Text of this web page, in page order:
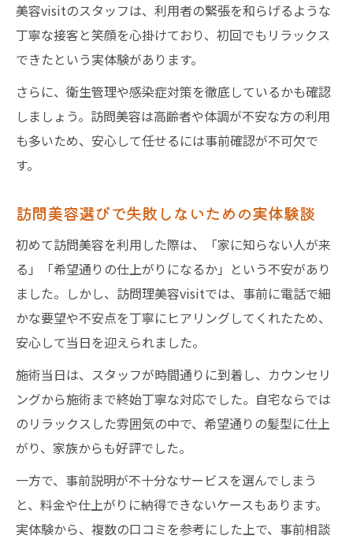
美容visitのスタッフは、利用者の緊張を和らげるような
丁寧な接客と笑顔を心掛けており、初回でもリラックス
できたという実体験があります。
さらに、衛生管理や感染症対策を徹底しているかも確認
しましょう。訪問美容は高齢者や体調が不安な方の利用
も多いため、安心して任せるには事前確認が不可欠で
す。
訪問美容選びで失敗しないための実体験談
初めて訪問美容を利用した際は、「家に知らない人が来
る」「希望通りの仕上がりになるか」という不安があり
ました。しかし、訪問理美容visitでは、事前に電話で細
かな要望や不安点を丁寧にヒアリングしてくれたため、
安心して当日を迎えられました。
施術当日は、スタッフが時間通りに到着し、カウンセリ
ングから施術まで終始丁寧な対応でした。自宅ならでは
のリラックスした雰囲気の中で、希望通りの髪型に仕上
がり、家族からも好評でした。
一方で、事前説明が不十分なサービスを選んでしまう
と、料金や仕上がりに納得できないケースもあります。
実体験から、複数の口コミを参考にした上で、事前相談